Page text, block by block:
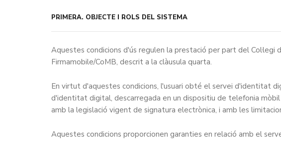
PRIMERA. OBJECTE I ROLS DEL SISTEMA
Aquestes condicions d'ús regulen la prestació per part del
Firmamobile/CoMB, descrit a la clàusula quarta.
En virtut d'aquestes condicions, l'usuari obté el servei d'identitat
d'identitat digital, descarregada en un dispositiu de telefonia
amb la legislació vigent de signatura electrònica, i amb les
Aquestes condicions proporcionen garanties en relació amb el